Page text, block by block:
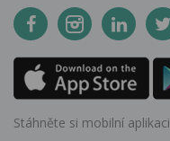
Stáhněte si mobilní aplikaci